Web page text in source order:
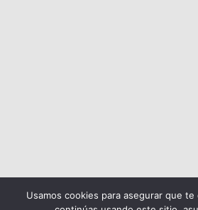
Usamos cookies para asegurar que